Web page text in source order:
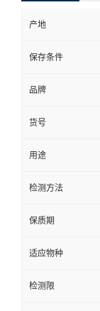
方产地
保存条件
品牌
货号
用途
检测方法
保质期
适应物种
检测限